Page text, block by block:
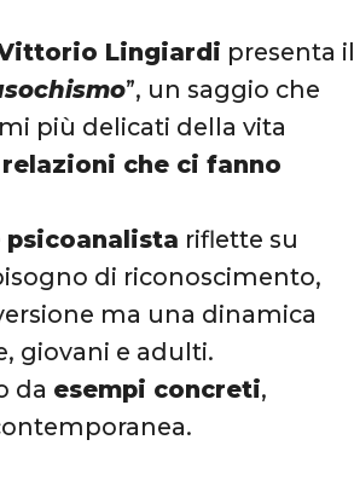
Lingiardi presenta il
”, un saggio che
più delicati della vita
relazioni che ci fanno
psicoanalista riflette su
di riconoscimento,
ma una dinamica
giovani e adulti.
da esempi concreti,